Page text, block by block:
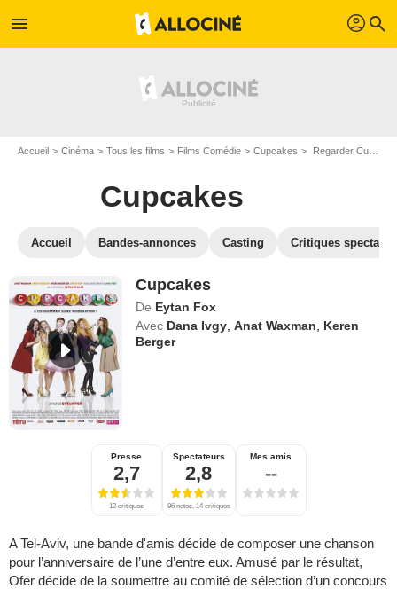
menu profil search
Accueil Cinéma Tous les films Films Comédie Cupcakes Regarder Cupcakes en SVOD
Cupcakes
Accueil Bandes-annonces Casting Critiques
Cupcakes
De Eytan Fox
Avec Dana Ivgy ,Anat Waxman
Keren
Berger
Presse
2,7
12 critiques
Spectateurs
2,8
96 notes, 14 critiques
Mes amis
--
A Tel-Aviv, une bande d'amis décide de composer une chanson
pour l’anniversaire de l’une d’entre eux. Amusé par le résultat,
Ofer décide de la soumettre au comité de sélection d’un concours